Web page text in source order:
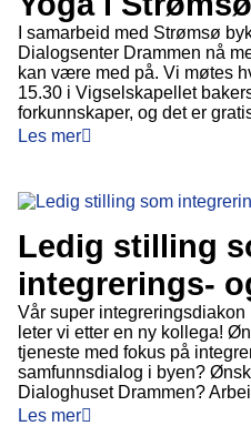
I samarbeid med Strømsø
Dialogsenter Drammen nå
kan være med på. Vi møtes
15.30 i Vigselskapellet
forkunnskaper, og det er
Les mer
Ledig stilling
integrerings-
Vår super
leter vi etter en ny kollega!
tjeneste med fokus på
samfunnsdialog i byen?
Dialoghuset Drammen?
Les mer